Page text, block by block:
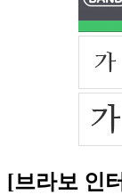
[브라보 인